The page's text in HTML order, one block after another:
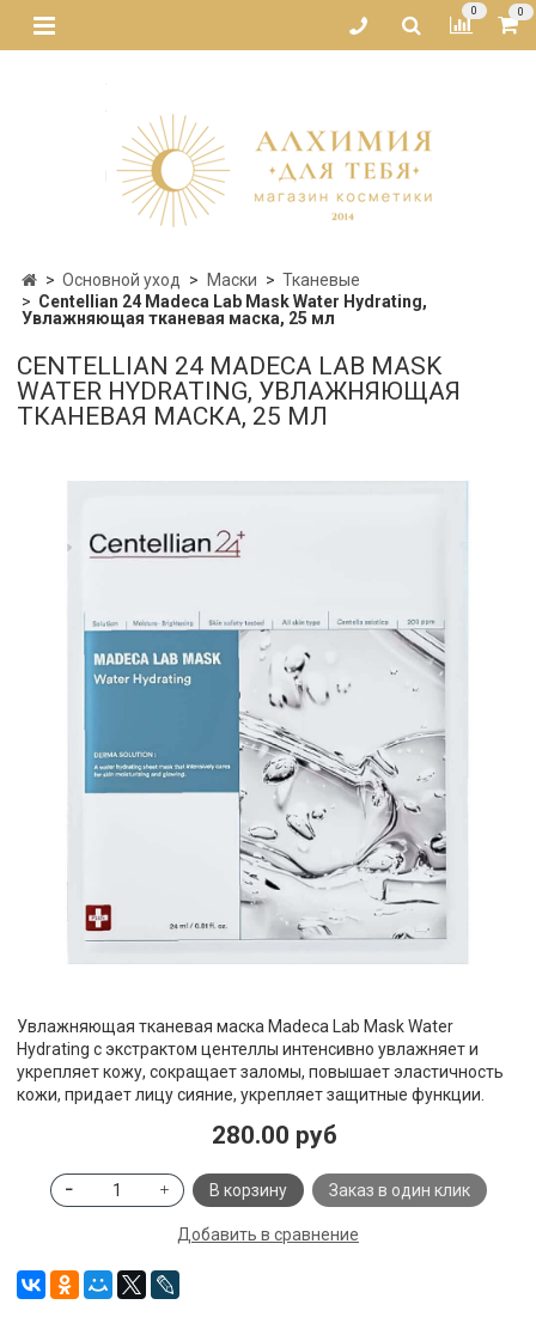
0 0
Основной уход Маски
Тканевые
Centellian 24 Madeca Lab Mask Water Hydrating,
Увлажняющая тканевая маска, 25 мл
CENTELLIAN 24 MADECA LAB MASK
WATER HYDRATING, УВЛАЖНЯЮЩАЯ
ТКАНЕВАЯ МАСКА, 25 МЛ
Увлажняющая тканевая маска Madeca Lab Mask Water
Hydrating с экстрактом центеллы интенсивно увлажняет и
укрепляет кожу, сокращает заломы, повышает эластичность
кожи, придает лицу сияние, укрепляет защитные функции.
280.00 руб
В корзину Заказ в один клик
Добавить в сравнение